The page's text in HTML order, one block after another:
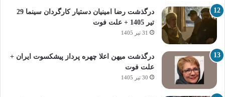
درگذشت رضا امینیان دستیار کارگردان سینما 29
تیر 1405 + علت فوت
31 تیر 1405
درگذشت میهن اعلا چهره پرداز پیشکسوت ایران +
علت فوت
30 تیر 1405